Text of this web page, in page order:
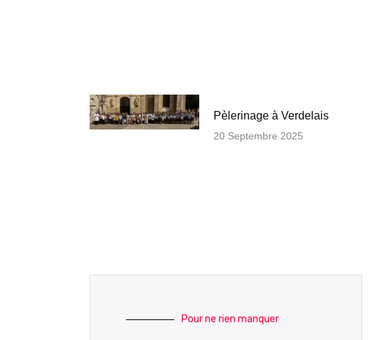
Pèlerinage à Verdelais
20 Septembre 2025
Pour ne rien manquer